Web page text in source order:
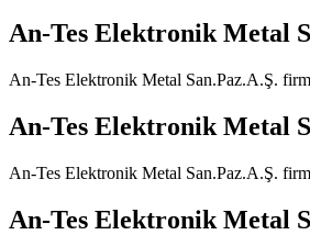
An-Tes Elektronik Metal
An-Tes Elektronik Metal San.Paz.A.Ş.
An-Tes Elektronik Metal
An-Tes Elektronik Metal San.Paz.A.Ş.
An-Tes Elektronik Metal